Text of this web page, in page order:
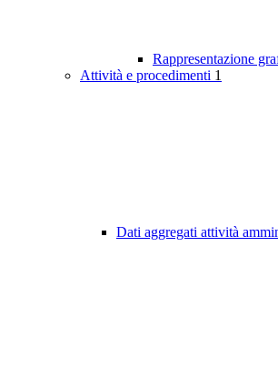
Rappresentazione
Attività e procedimenti 1
Dati aggregati attività